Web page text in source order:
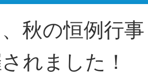
秋の恒例行
れました！